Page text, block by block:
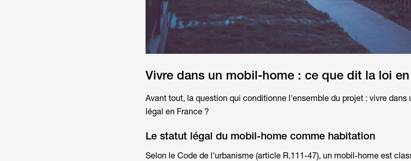
Vivre dans un mobil-home : ce que dit la loi en
Avant tout, la question qui conditionne l'ensemble du projet : vivre dans
légal en France ?
Le statut légal du mobil-home comme habitation
Selon le Code de l'urbanisme (article R.111-47), un mobil-home est